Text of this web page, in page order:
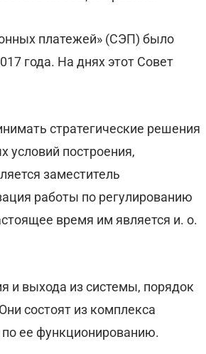
платежей» (СЭП) было
года. На днях этот Совет
стратегические решения
условий построения,
заместитель
работы по регулированию
время им является и. о.
и выхода из системы, порядок
состоят из комплекса
ее функционированию.